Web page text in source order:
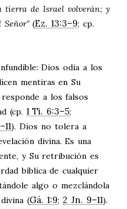
tierra de Israel volverán; y
Señor”(Ez. 13:3–9; cp.
Dios odia a los
mentiras en Su
a los falsos
(cp. 1 Ti. 6:3–5;
). Dios no tolera a
divina. Es una
y Su retribución es
bíblica de cualquier
algo o mezclándola
(Gá. 1:9;2 Jn. 9–11).